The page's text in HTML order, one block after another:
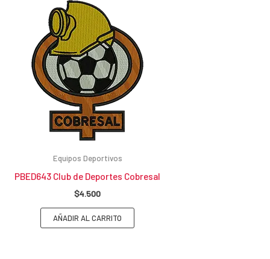
Equipos Deportivos
PBED643 Club de Deportes Cobresal
$4.500
AÑADIR AL CARRITO